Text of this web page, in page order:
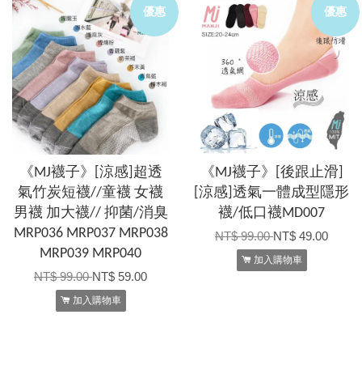
優惠
《MJ襪子》[涼感]超透
氣竹炭短襪//童襪 女襪
男襪 加大襪// 抑菌/消臭
MRP036 MRP037 MRP038
MRP039 MRP040
NT$ 99.00NT$ 59.00
加入購物車
優惠
《MJ襪子》[後跟止滑]
[涼感]透氣一體成型隱形
襪/低口襪MD007
NT$ 99.00NT$ 49.00
加入購物車